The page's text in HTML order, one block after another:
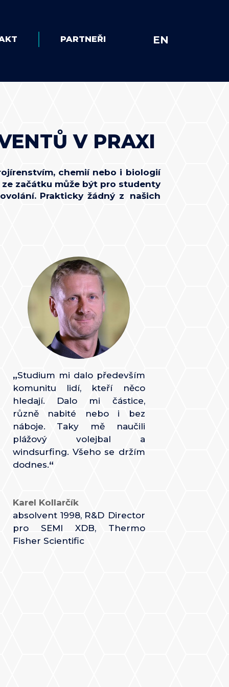
PARTNEŘI EN
V PRAXI
chemií nebo i biologií
začátku může být pro studenty
Prakticky žádný z našich
„Studium mi dalo především
komunitu lidí, kteří něco
hledají. Dalo mi částice,
různě nabité nebo i bez
náboje. Taky mě naučili
plážový volejbal a
windsurfing. Všeho se držím
dodnes.“
Karel Kollarčík
absolvent 1998, R&D Director
pro SEMI XDB, Thermo
Fisher Scientific